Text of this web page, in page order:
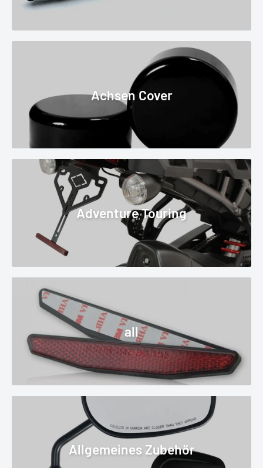
Achsen Cover
Adventure Touring
all
Allgemeines Zubehör